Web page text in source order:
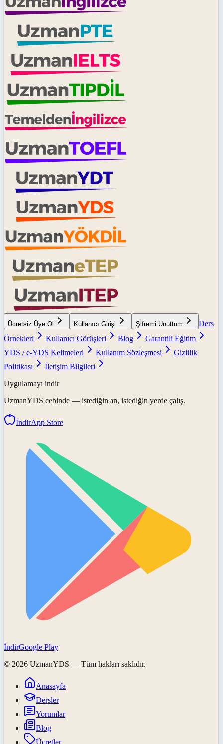
Ücretsiz Üye Ol Kullanıcı Girişi Şifremi Unuttum
Ders
Örnekleri
Kullanıcı Görüşleri Blog
Garantili Eğitim
YDS / e-YDS Kelimeleri
Kullanım Sözleşmesi
Gizlilik
Politikası
İletişim Bilgileri
Uygulamayı indir
UzmanYDS cebinde — istediğin an, istediğin yerde çalış.
İndirApp Store
İndirGoogle Play
© 2026 UzmanYDS — Tüm hakları saklıdır.
Anasayfa
Dersler
Yorumlar
Blog
Ücretler